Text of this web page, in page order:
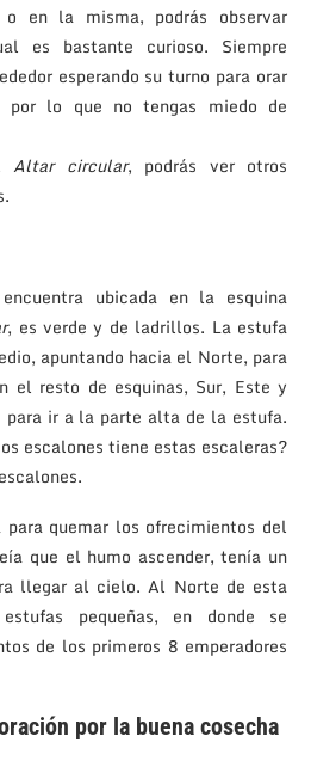
en la misma, podrás observar
es bastante curioso. Siempre
esperando su turno para orar
lo que no tengas miedo de
Altar circular, podrás ver otros
ubicada en la esquina
, es verde y de ladrillos. La estufa
apuntando hacia el Norte, para
el resto de esquinas, Sur, Este y
para ir a la parte alta de la estufa.
escalones tiene estas escaleras?
quemar los ofrecimientos del
que el humo ascender, tenía un
llegar al cielo. Al Norte de esta
pequeñas, en donde se
de los primeros 8 emperadores
por la buena cosecha